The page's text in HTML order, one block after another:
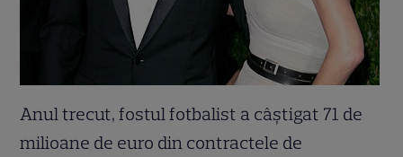
Anul trecut, fostul fotbalist a câștigat 71 de
milioane de euro din contractele de